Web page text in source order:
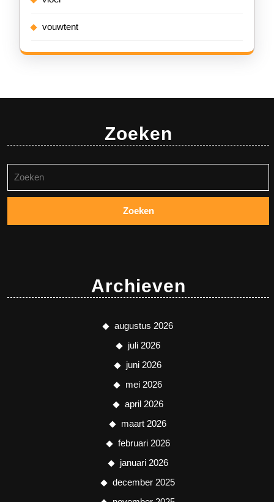
vouwtent
Zoeken
naar:
Archieven
augustus 2026
juli 2026
juni 2026
mei 2026
april 2026
maart 2026
februari 2026
januari 2026
december 2025